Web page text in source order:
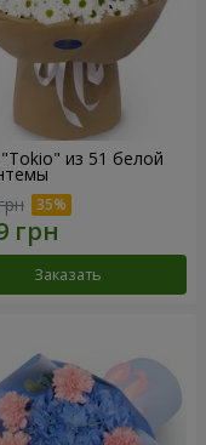
"Tokio" из 51 белой
Заказать